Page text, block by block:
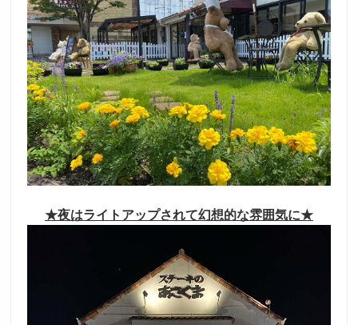
採用情報
採用トップ
新卒採用
中途採用
★夜はライトアップされて幻想的な雰囲気に★